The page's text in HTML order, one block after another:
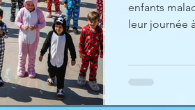
enfants
leur journée